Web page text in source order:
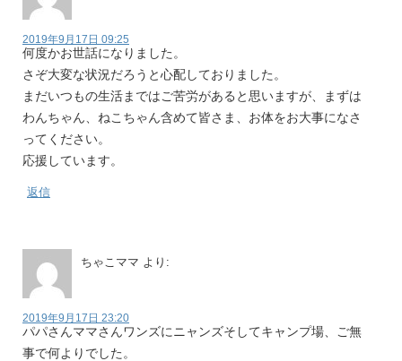
2019年9月17日 09:25
何度かお世話になりました。
さぞ大変な状況だろうと心配しておりました。
まだいつもの生活まではご苦労があると思いますが、まずは
わんちゃん、ねこちゃん含めて皆さま、お体をお大事になさ
ってください。
応援しています。
返信
ちゃこママ より:
2019年9月17日 23:20
パパさんママさんワンズにニャンズそしてキャンプ場、ご無
事で何よりでした。